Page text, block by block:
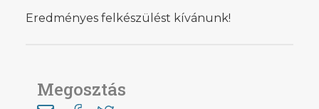
Eredményes felkészülést kívánunk!
Megosztás